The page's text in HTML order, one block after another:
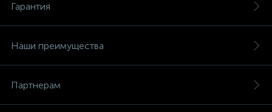
Гарантия
Наши преимущества
Партнерам